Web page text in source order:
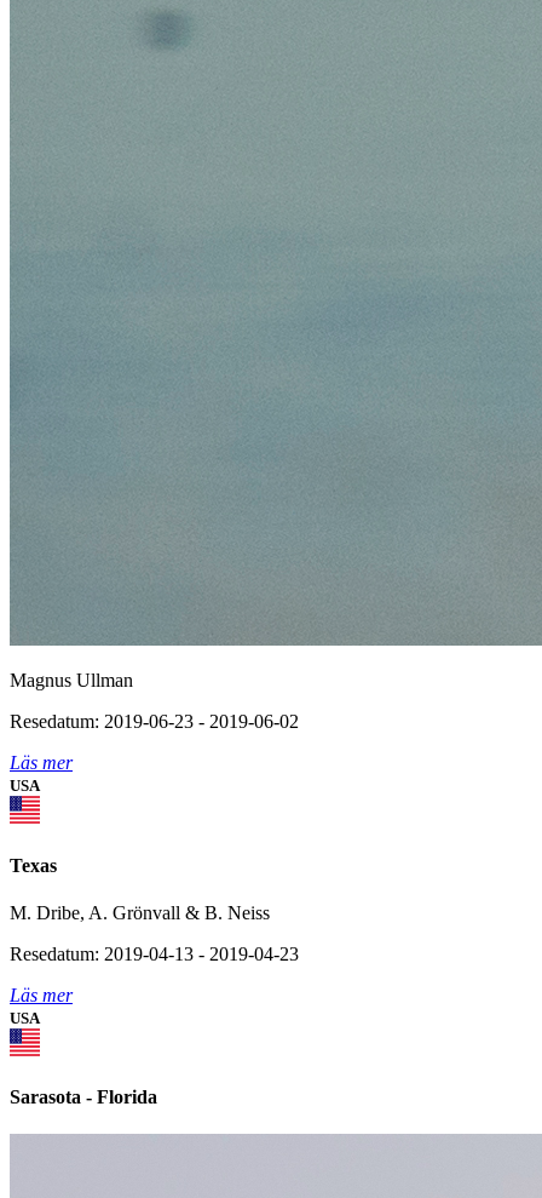
Magnus Ullman
Resedatum: 2019-06-23 - 2019-06-02
Läs mer
USA
Texas
M. Dribe, A. Grönvall & B. Neiss
Resedatum: 2019-04-13 - 2019-04-23
Läs mer
USA
Sarasota - Florida